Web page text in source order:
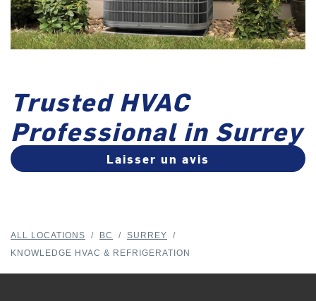
Trusted HVAC
Professional in Surrey
Laisser un avis
ALL LOCATIONS / BC / SURREY
/
KNOWLEDGE HVAC & REFRIGERATION